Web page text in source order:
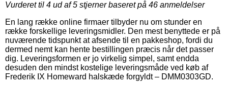
Vurderet til 4 ud af 5 stjerner baseret på 46 anmeldelser
En lang række online firmaer tilbyder nu om stunder en
række forskellige leveringsmidler. Den mest benyttede er på
nuværende tidspunkt at afsende til en pakkeshop, fordi du
dermed nemt kan hente bestillingen præcis når det passer
dig. Leveringsformen er jo virkelig simpel, samt endda
desuden den mindst kostelige leveringsmåde ved køb af
Frederik IX Homeward halskæde forgyldt – DMM0303GD.